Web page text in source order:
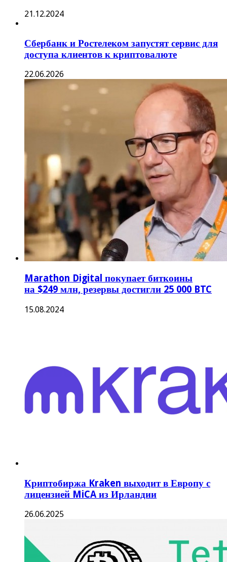
21.12.2024
Сбербанк и Ростелеком запустят сервис для
доступа клиентов к криптовалюте
22.06.2026
Marathon Digital покупает биткоины
на $249 млн, резервы достигли 25 000 BTC
15.08.2024
Криптобиржа Kraken выходит в Европу с
лицензией MiCA из Ирландии
26.06.2025